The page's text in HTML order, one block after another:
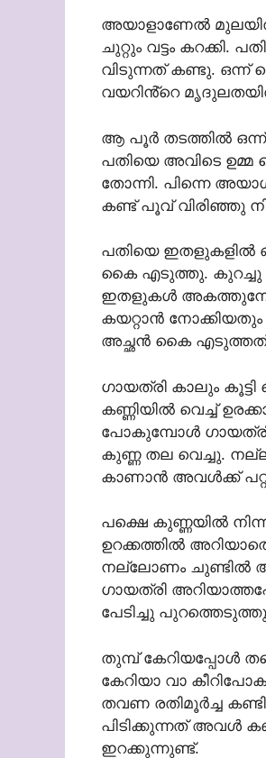
അയാളാണേൽ
ചുറ്റും വട്ടം കറക്കി.
വിടുന്നത് കണ്ടു. ഒന്ന്
വയറിൻ്റെ
ആ പൂർ തടത്തിൽ
പതിയെ അവിടെ
തോന്നി. പിന്നെ
കണ്ട് പൂവ് വിരിഞ്ഞു
പതിയെ ഇതളുകളിൽ
കൈ എടുത്തു. കുറച്ചു
ഇതളുകൾ
കയറ്റാൻ
അച്ഛൻ കൈ
ഗായത്രി കാലും
കണ്ണിയിൽ വെച്ച്
പോകുമ്പോൾ
കുണ്ണ തല വെച്ചു.
കാണാൻ അവൾക്ക്
പക്ഷെ കുണ്ണയിൽ
ഉറക്കത്തിൽ
നല്ലോണം ചുണ്ടിൽ
ഗായത്രി
പേടിച്ചു
തുമ്പ് കേറിയപ്പോൾ
കേറിയാ വാ
തവണ രതിമൂർച്ച
പിടിക്കുന്നത് അവൾ
ഇറക്കുന്നുണ്ട്.